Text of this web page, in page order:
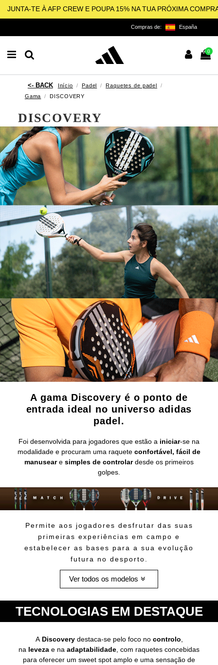
JUNTA-TE À AFP CREW E POUPA 15% NA TUA PRÓXIMA
Compras de: España
0
Início Padel
Raquetes de padel
Gama
DISCOVERY
DISCOVERY
A gama Discovery é o ponto de
entrada ideal no universo adidas
padel.
Foi desenvolvida para jogadores que estão a iniciar-se na
modalidade e procuram uma raquete confortável, fácil de
manuseare simples de controlardesde os primeiros
golpes.
Permite aos jogadores desfrutar das suas
primeiras experiências em campo e
estabelecer as bases para a sua evolução
futura no desporto.
Ver todos os modelos
TECNOLOGIAS EM DESTAQUE
A Discoverydestaca-se pelo foco no controlo
na leveza e na adaptabilidade , com raquetes concebidas
para oferecer um sweet spot amplo e uma sensação de